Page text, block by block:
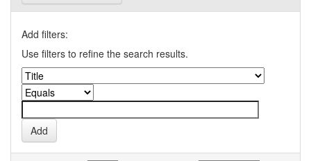
Add filters:
Use filters to refine the search results.